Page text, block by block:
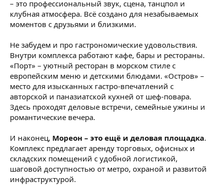
– это профессиональный звук, сцена, танцпол и
клубная атмосфера. Всё создано для незабываемых
моментов с друзьями и близкими.
Не забудем и про гастрономические удовольствия.
Внутри комплекса работают кафе, бары и рестораны.
«Порт» – уютный ресторан в морском стиле с
европейским меню и детскими блюдами. «Остров» –
место для изысканных гастро-впечатлений с
авторской и паназиатской кухней от шеф-повара.
Здесь проходят деловые встречи, семейные ужины и
романтические вечера.
И наконец, Мореон – это ещё и деловая площадка.
Комплекс предлагает аренду торговых, офисных и
складских помещений с удобной логистикой,
шаговой доступностью от метро, охраной и развитой
инфраструктурой.